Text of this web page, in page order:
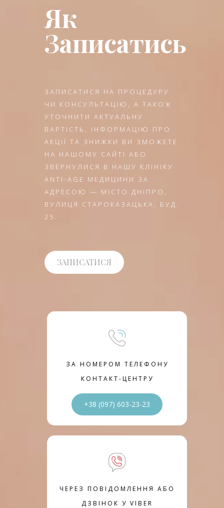
Як
Записатись
ЗАПИСАТИСЯ НА ПРОЦЕДУРУ
ЧИ КОНСУЛЬТАЦІЮ, А ТАКОЖ
УТОЧНИТИ АКТУАЛЬНУ
ВАРТІСТЬ, ІНФОРМАЦІЮ ПРО
АКЦІЇ ТА ЗНИЖКИ ВИ ЗМОЖЕТЕ
НА НАШОМУ САЙТІ АБО
ЗВЕРНУЛИСЯ В НАШУ КЛІНІКУ
ANTI-AGE МЕДИЦИНИ ЗА
АДРЕСОЮ — МІСТО ДНІПРО,
ВУЛИЦЯ СТАРОКАЗАЦЬКА, БУД.
25.
ЗАПИСАТИСЯ
ЗА НОМЕРОМ ТЕЛЕФОНУ
КОНТАКТ-ЦЕНТРУ
+38 (097) 603-23-23
ЧЕРЕЗ ПОВІДОМЛЕННЯ АБО
ДЗВІНОК У VIBER